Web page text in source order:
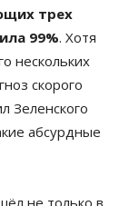
трех
99%. Хотя
нескольких
скорого
Зеленского
абсурдные
не только в